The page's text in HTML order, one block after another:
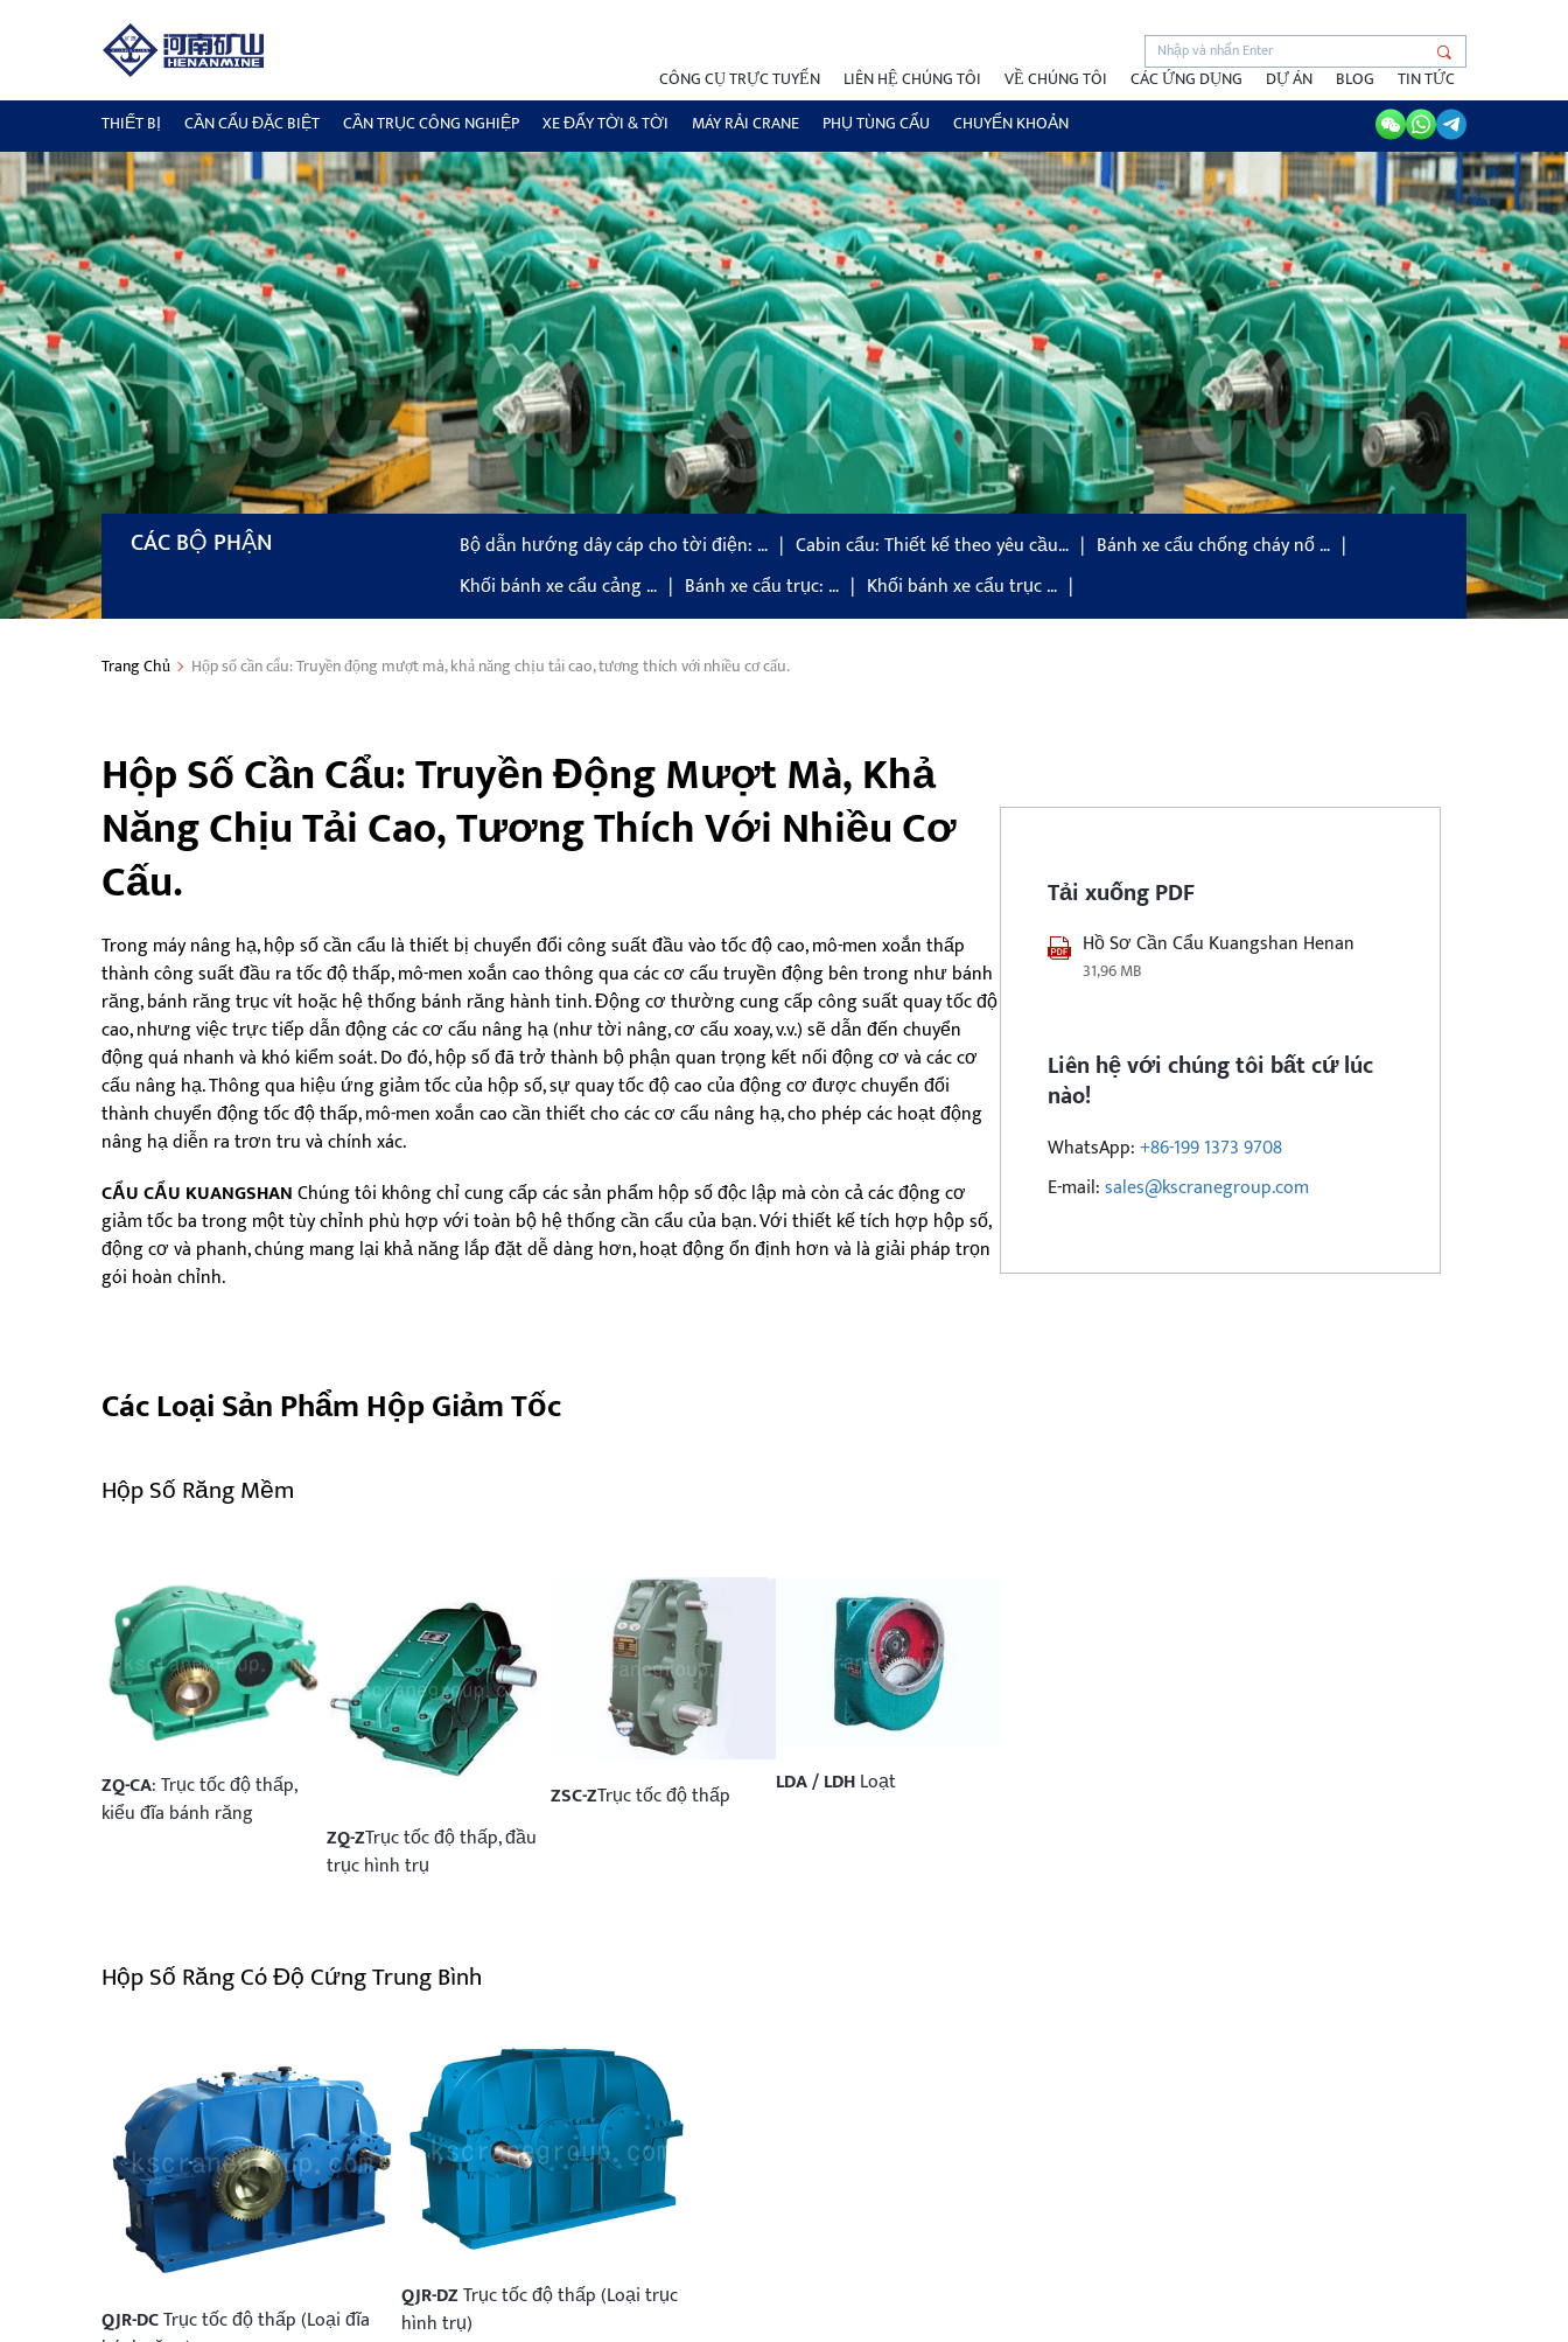
CÔNG CỤ TRỰC TUYẾN LIÊN HỆ CHÚNG TÔI VỀ CHÚNG TÔI CÁC ỨNG DỤNG DỰ ÁN BLOG
TIN TỨC
THIẾT BỊ
CẦN CẨU ĐẶC BIỆT CẦN TRỤC CÔNG NGHIỆP XE ĐẨY TỜI & TỜI MÁY RẢI CRANE PHỤ TÙNG CẨU CHUYỂN KHOẢN
CÁC BỘ PHẬN Bộ dẫn hướng dây cáp cho tời điện: … Cabin cẩu: Thiết kế theo yêu cầu…
Bánh xe cẩu chống cháy nổ …
Khối bánh xe cẩu cảng …
Bánh xe cẩu trục: … Khối bánh xe cẩu trục …
Trang Chủ Hộp số cần cẩu: Truyền động mượt mà, khả năng chịu tải cao, tương thích với nhiều cơ cấu.
Hộp Số Cần Cẩu: Truyền Động Mượt Mà, Khả
Năng Chịu Tải Cao, Tương Thích Với Nhiều Cơ
Cấu.
Trong máy nâng hạ, hộp số cần cẩu là thiết bị chuyển đổi công suất đầu vào tốc độ cao, mô-men xoắn thấp
thành công suất đầu ra tốc độ thấp, mô-men xoắn cao thông qua các cơ cấu truyền động bên trong như bánh
răng, bánh răng trục vít hoặc hệ thống bánh răng hành tinh. Động cơ thường cung cấp công suất quay tốc độ
cao, nhưng việc trực tiếp dẫn động các cơ cấu nâng hạ (như tời nâng, cơ cấu xoay, v.v.) sẽ dẫn đến chuyển
động quá nhanh và khó kiểm soát. Do đó, hộp số đã trở thành bộ phận quan trọng kết nối động cơ và các cơ
cấu nâng hạ. Thông qua hiệu ứng giảm tốc của hộp số, sự quay tốc độ cao của động cơ được chuyển đổi
thành chuyển động tốc độ thấp, mô-men xoắn cao cần thiết cho các cơ cấu nâng hạ, cho phép các hoạt động
nâng hạ diễn ra trơn tru và chính xác.
CẨU CẨU KUANGSHANChúng tôi không chỉ cung cấp các sản phẩm hộp số độc lập mà còn cả các động cơ
giảm tốc ba trong một tùy chỉnh phù hợp với toàn bộ hệ thống cần cẩu của bạn. Với thiết kế tích hợp hộp số,
động cơ và phanh, chúng mang lại khả năng lắp đặt dễ dàng hơn, hoạt động ổn định hơn và là giải pháp trọn
gói hoàn chỉnh.
Các Loại Sản Phẩm Hộp Giảm Tốc
Hộp Số Răng Mềm
ZQ-CA: Trục tốc độ thấp,
kiểu đĩa bánh răng
ZQ-ZTrục tốc độ thấp, đầu
trục hình trụ
ZSC-ZTrục tốc độ thấp LDA / LDHLoạt
Hộp Số Răng Có Độ Cứng Trung Bình
QJR-DCTrục tốc độ thấp (Loại đĩa
QJR-DZTrục tốc độ thấp (Loại trục
hình trụ)
Tải xuống PDF
Hồ Sơ Cần Cẩu Kuangshan Henan
31,96 MB
Liên hệ với chúng tôi bất cứ lúc
nào!
WhatsApp:+86-199 1373 9708
E-mail:sales@kscranegroup.com